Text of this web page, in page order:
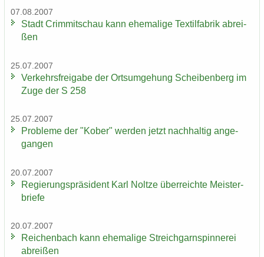
07.08.2007
Stadt Crim­mit­schau kann ehe­ma­li­ge Tex­til­fa­brik ab­rei­
ßen
25.07.2007
Ver­kehrs­frei­ga­be der Orts­um­ge­hung Schei­ben­berg im
Zuge der S 258
25.07.2007
Pro­ble­me der "Kober" wer­den jetzt nach­hal­tig an­ge­
gan­gen
20.07.2007
Re­gie­rungs­prä­si­dent Karl Nolt­ze über­reich­te Meis­ter­
brie­fe
20.07.2007
Rei­chen­bach kann ehe­ma­li­ge Streich­garn­spin­ne­rei
ab­rei­ßen